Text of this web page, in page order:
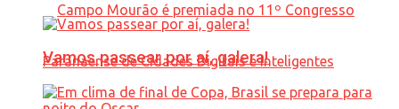
Vamos passear por aí, galera!